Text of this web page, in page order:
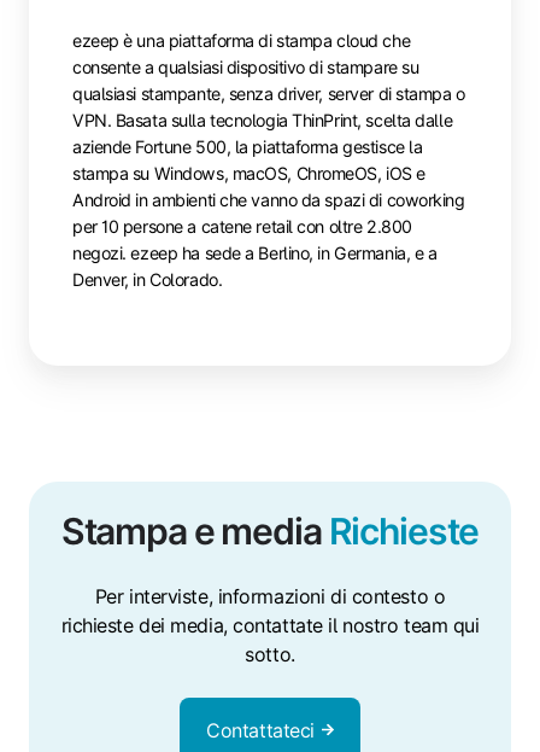
ezeep è una piattaforma di stampa cloud che
consente a qualsiasi dispositivo di stampare su
qualsiasi stampante, senza driver, server di stampa o
VPN. Basata sulla tecnologia ThinPrint, scelta dalle
aziende Fortune 500, la piattaforma gestisce la
stampa su Windows, macOS, ChromeOS, iOS e
Android in ambienti che vanno da spazi di coworking
per 10 persone a catene retail con oltre 2.800
negozi. ezeep ha sede a Berlino, in Germania, e a
Denver, in Colorado.
Stampa e media Richieste
Per interviste, informazioni di contesto o
richieste dei media, contattate il nostro team qui
sotto.
Contattateci